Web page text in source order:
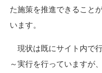
た施策を推進できること
います。
現状は既にサイト内で
～実行を行っていますが